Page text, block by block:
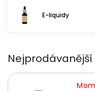
E-liquidy
Nejprodávanější